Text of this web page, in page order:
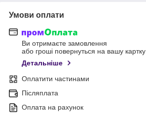
Умови оплати
Ви отримаєте замовлення
або гроші повернуться на вашу картку
Детальніше
Оплатити частинами
Післяплата
Оплата на рахунок